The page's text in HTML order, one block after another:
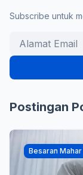
Subscribe untuk
Postingan
Besaran